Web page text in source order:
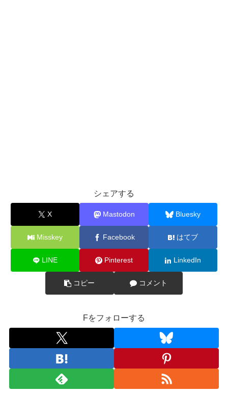
シェアする
X Mastodon Bluesky
Misskey Facebook はてブ
LINE Pinterest LinkedIn
コピー コメント
Fをフォローする